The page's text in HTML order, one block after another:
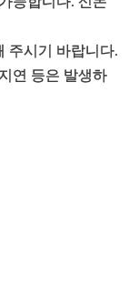
주시기 바랍니다.
연 등은 발생하